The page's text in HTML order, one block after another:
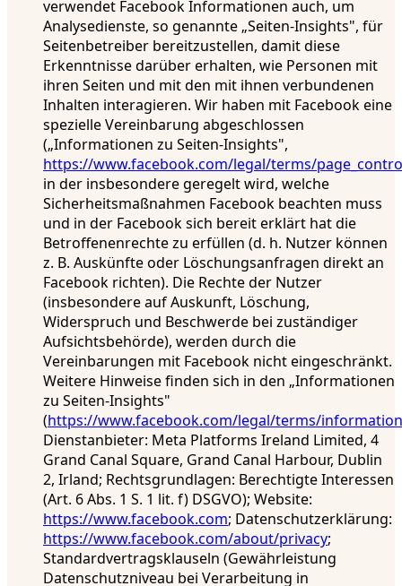
verwendet Facebook Informationen auch, um
Analysedienste, so genannte „Seiten-Insights", für
Seitenbetreiber bereitzustellen, damit diese
Erkenntnisse darüber erhalten, wie Personen mit
ihren Seiten und mit den mit ihnen verbundenen
Inhalten interagieren. Wir haben mit Facebook eine
spezielle Vereinbarung abgeschlossen
(„Informationen zu Seiten-Insights",
https://www.facebook.com/legal/terms/
in der insbesondere geregelt wird, welche
Sicherheitsmaßnahmen Facebook beachten muss
und in der Facebook sich bereit erklärt hat die
Betroffenenrechte zu erfüllen (d. h. Nutzer können
z. B. Auskünfte oder Löschungsanfragen direkt an
Facebook richten). Die Rechte der Nutzer
(insbesondere auf Auskunft, Löschung,
Widerspruch und Beschwerde bei zuständiger
Aufsichtsbehörde), werden durch die
Vereinbarungen mit Facebook nicht eingeschränkt.
Weitere Hinweise finden sich in den „Informationen
zu Seiten-Insights"
(https://www.facebook.com/legal/terms/
Dienstanbieter: Meta Platforms Ireland Limited, 4
Grand Canal Square, Grand Canal Harbour, Dublin
2, Irland; Rechtsgrundlagen: Berechtigte Interessen
(Art. 6 Abs. 1 S. 1 lit. f) DSGVO); Website:
https://www.facebook.com; Datenschutzerklärung:
https://www.facebook.com/about/privacy;
Standardvertragsklauseln (Gewährleistung
Datenschutzniveau bei Verarbeitung in